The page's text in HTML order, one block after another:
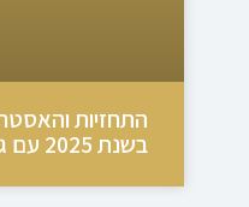
התחזיות
בשנת 2025 עם גיא מני